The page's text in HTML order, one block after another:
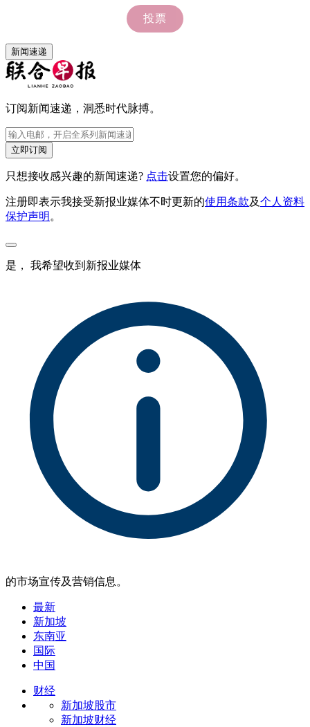
新闻速递
订阅新闻速递，洞悉时代脉搏。
立即订阅
只想接收感兴趣的新闻速递? 点击设置您的偏好。
注册即表示我接受新报业媒体不时更新的使用条款及个人资料
保护声明 。
是， 我希望收到新报业媒体
的市场宣传及营销信息。
最新
新加坡
东南亚
国际
中国
财经
新加坡股市
新加坡财经